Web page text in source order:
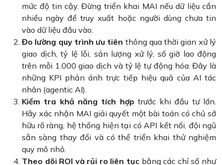
mức độ tin cậy. Đừng triển khai MAI nếu dữ liệu cần
nhiều ngày để truy xuất hoặc người dùng chưa tin
vào dữ liệu đầu vào.
Đo lường quy trình ưu tiên thông qua thời gian xử lý
giao dịch, tỷ lệ lỗi, sản lượng xử lý, số giờ lao động
trên mỗi 1.000 giao dịch và tỷ lệ tự động hóa. Đây là
những KPI phản ánh trực tiếp hiệu quả của AI tác
nhân (agentic AI).
Kiểm tra khả năng tích hợp trước khi đầu tư lớn.
Hãy xác nhận MAI giải quyết một bài toán có chủ sở
hữu rõ ràng, hệ thống hiện tại có API kết nối, đội ngũ
sẵn sàng thay đổi và có thể triển khai thử nghiệm
quy mô nhỏ.
Theo dõi ROI và rủi ro liên tục bằng các chỉ số như